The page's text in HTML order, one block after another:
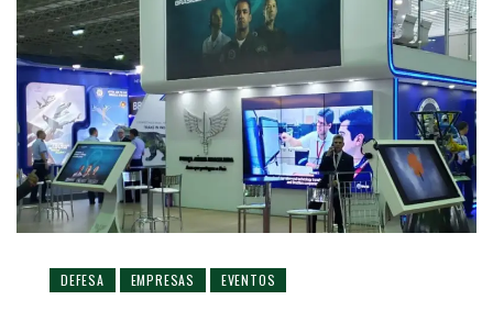
DEFESA EMPRESAS EVENTOS